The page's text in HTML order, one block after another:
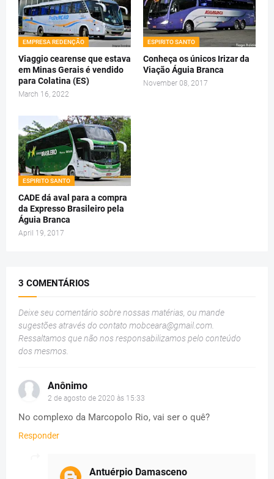
EMPRESA REDENÇÃO
Viaggio cearense que estava
em Minas Gerais é vendido
para Colatina (ES)
March 16, 2022
ESPIRITO SANTO
Conheça os únicos Irizar da
Viação Águia Branca
November 08, 2017
ESPIRITO SANTO
CADE dá aval para a compra
da Expresso Brasileiro pela
Águia Branca
April 19, 2017
3 COMENTÁRIOS
Deixe seu comentário sobre nossas matérias, ou mande
sugestões através do contato mobceara@gmail.com.
Ressaltamos que não nos responsabilizamos pelo conteúdo
dos mesmos.
Anônimo
2 de agosto de 2020 às 15:33
No complexo da Marcopolo Rio, vai ser o quê?
Responder
Antuérpio Damasceno